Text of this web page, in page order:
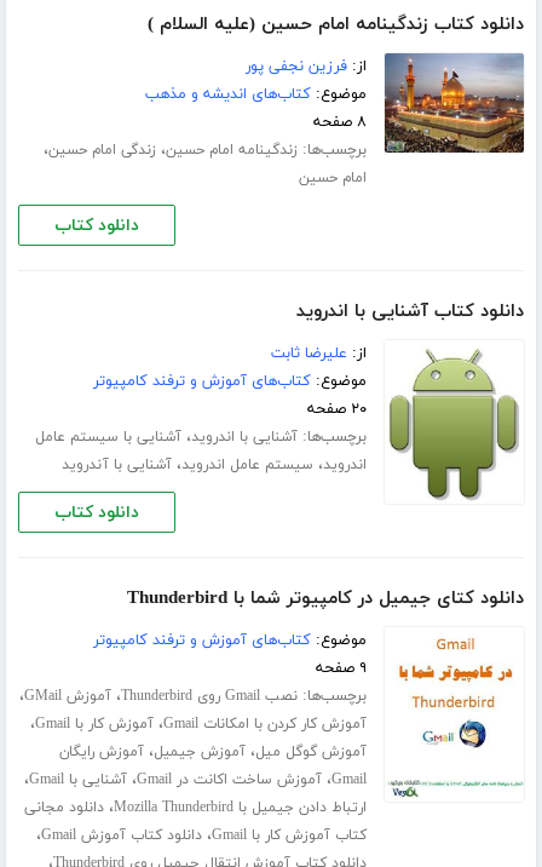
دانلود کتاب زندگینامه امام حسین (علیه السلام )
از:فرزین نجفی پور
موضوع:کتاب‌های اندیشه و مذهب
۸ صفحه
برچسب‌ها: زندگینامه امام حسین، زندگی امام حسین،
امام حسین
دانلود کتاب
دانلود کتاب آشنایی با اندروید
از: علیرضا ثابت
موضوع:کتاب‌های آموزش و ترفند کامپیوتر
۲۰ صفحه
برچسب‌ها:آشنایی با اندروید،آشنایی با سیستم عامل
اندروید، سیستم عامل اندروید،آشنایی با آندروید
دانلود کتاب
دانلود کتای جیمیل در کامپیوتر شما با Thunderbird
موضوع:کتاب‌های آموزش و ترفند کامپیوتر
۹ صفحه
برچسب‌ها:نصب Gmail روی Thunderbird ،آموزش GMail ،
آموزش کار کردن با امکانات Gmail ،آموزش کار با Gmail ،
آموزش گوگل میل،آموزش جیمیل،آموزش رایگان
Gmail،آموزش ساخت اکانت در Gmail ،آشنایی با Gmail ،
ارتباط دادن جیمیل با Mozilla Thunderbird ،دانلود مجانی
کتاب آموزش کار با Gmail
،دانلود کتاب آموزش Gmail ،